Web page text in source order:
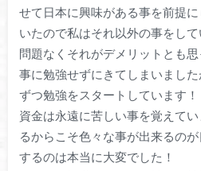
せて日本に興味がある事を前提
いたので私はそれ以外の事をし
問題なくそれがデメリットとも
事に勉強せずにきてしまいまし
ずつ勉強をスタートしています！
資金は永遠に苦しい事を覚えて
るからこそ色々な事が出来るの
するのは本当に大変でした！